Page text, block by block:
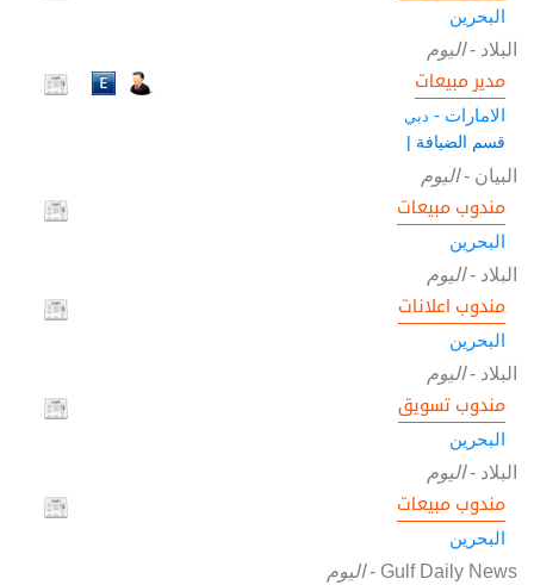
البحرين
البلاد -اليوم
مدير مبيعات
الامارات - دبي
قسم الضيافة |
البيان -اليوم
مندوب مبيعات
البحرين
البلاد -اليوم
مندوب اعلانات
البحرين
البلاد -اليوم
مندوب تسويق
البحرين
البلاد -اليوم
مندوب مبيعات
البحرين
Gulf Daily News
-اليوم